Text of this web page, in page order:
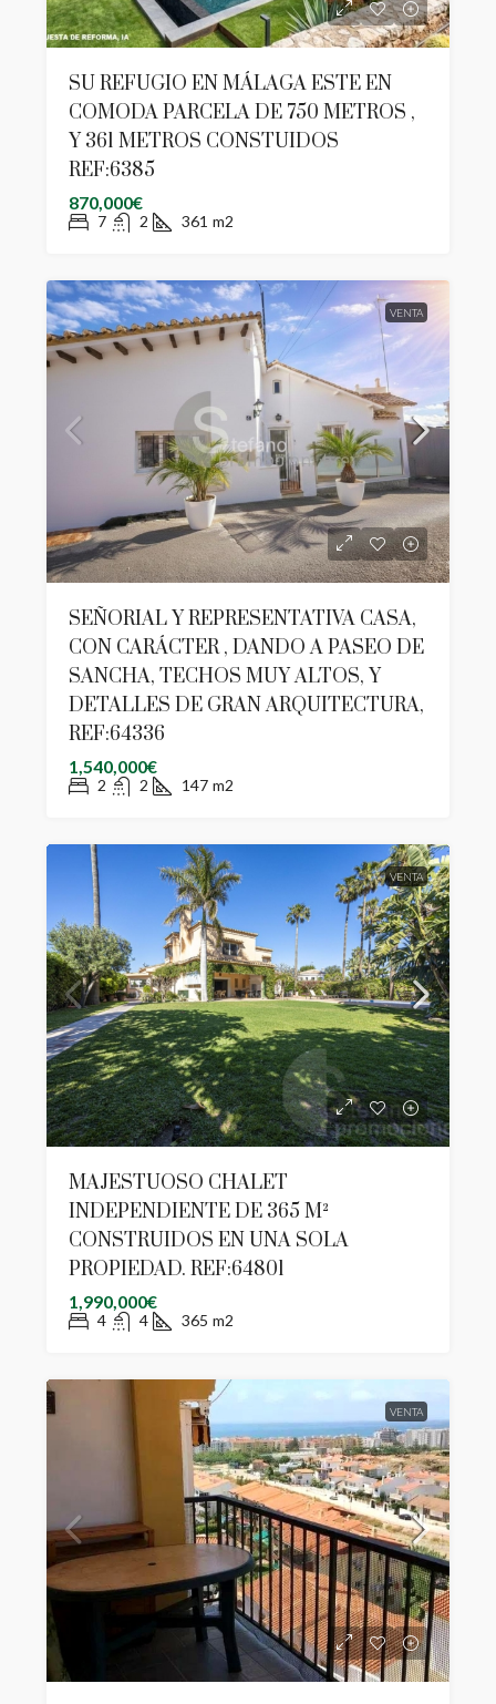
SU REFUGIO EN MÁLAGA ESTE EN
COMODA PARCELA DE 750 METROS ,
Y 361 METROS CONSTUIDOS
REF:6385
870,000€
7 2 361 m2
VENTA
SEÑORIAL Y REPRESENTATIVA CASA,
CON CARÁCTER , DANDO A PASEO DE
SANCHA, TECHOS MUY ALTOS, Y
DETALLES DE GRAN ARQUITECTURA,
REF:64336
1,540,000€
2 2 147 m2
VENTA
MAJESTUOSO CHALET
INDEPENDIENTE DE 365 M²
CONSTRUIDOS EN UNA SOLA
PROPIEDAD. REF:64801
1,990,000€
4 4 365 m2
VENTA